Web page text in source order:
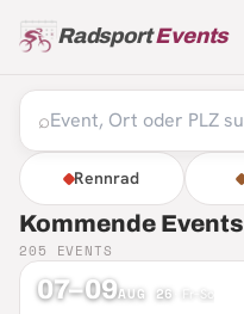
RadsportEvents
⌕
Rennrad
Kommende Events
205 EVENTS
07–09AUG 26 Fr–So